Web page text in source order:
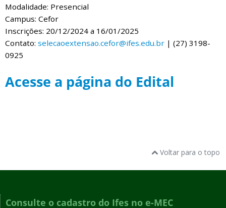
Modalidade: Presencial
Campus: Cefor
Inscrições: 20/12/2024 a 16/01/2025
Contato: selecaoextensao.cefor@ifes.edu.br | (27) 3198-
0925
Acesse a página do Edital
Voltar para o topo
Consulte o cadastro do Ifes no e-MEC